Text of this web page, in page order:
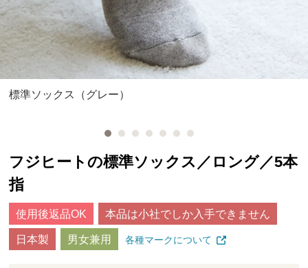
標準ソックス（グレー）
フジヒートの標準ソックス／ロング／5本
指
使用後返品OK 本品は小社でしか入手できません
日本製 男女兼用 各種マークについて